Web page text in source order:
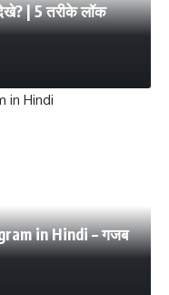
| 5 तरीके लॉक
in Hindi – गजब